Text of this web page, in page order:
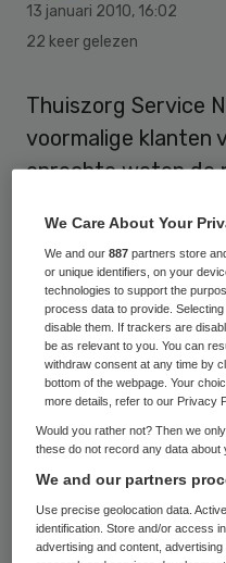
13 januari 2010, 16:02
22 keer gelezen
Thuiszorg Service
voormalige klanten
onrechte weten de
Leidschendam-
spreekt van een
werkwijze’.
Geen contract
De gemeente
op haar website
contract heeft met
zich daarom van
We Care About Your
We and our887 partners store
or unique identifiers, on your
technologies to support the
process data to provide.
disable them. If trackers are
be as relevant to you. You can
withdraw consent at any time by
bottom of the webpage. Your
more details, refer to our Privacy
Would you rather not? Then we
these do not record any data about
We and our partners
Use precise geolocation data.
identification. Store and/or access
advertising and content,